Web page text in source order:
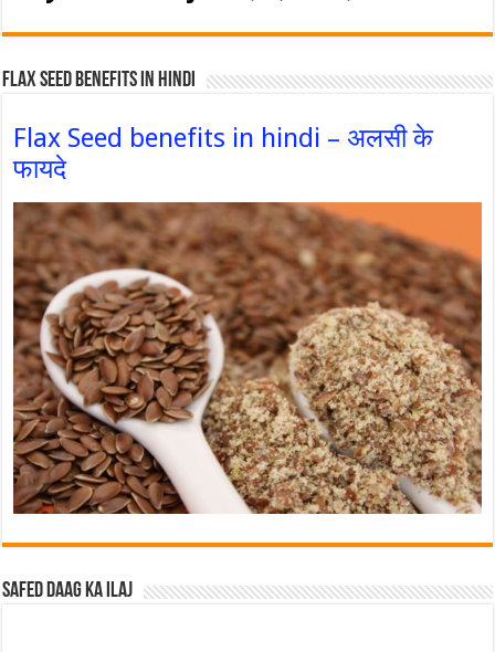
Flax Seed Benefits in hindi
Flax Seed benefits in hindi – अलसी के
फायदे
Safed Daag ka ilaj